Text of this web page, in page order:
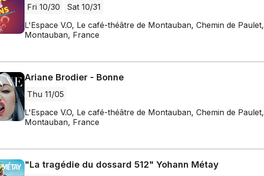
Fri 10/30
Sat 10/31
L'Espace V.O, Le café-théâtre de Montauban, Chemin de Paulet,
Montauban, France
Ariane Brodier - Bonne
Thu 11/05
L'Espace V.O, Le café-théâtre de Montauban, Chemin de Paulet,
Montauban, France
"La tragédie du dossard 512" Yohann Métay